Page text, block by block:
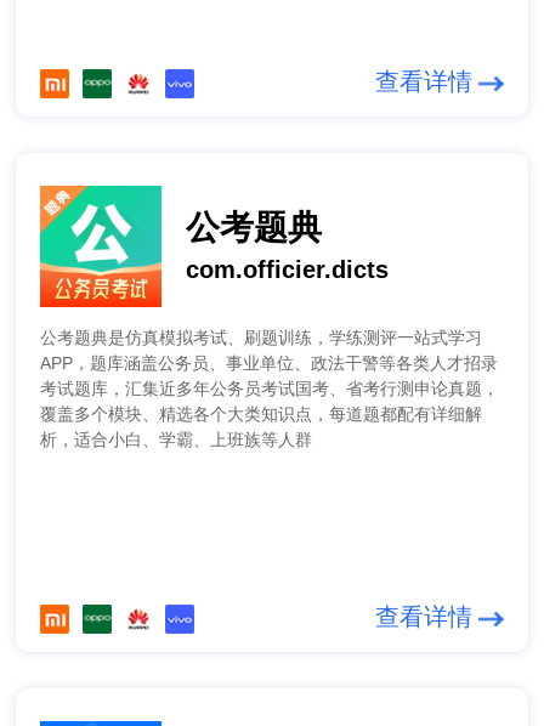
查看详情
公考题典
com.officier.dicts
公考题典是仿真模拟考试、刷题训练，学练测评一站式学习
APP，题库涵盖公务员、事业单位、政法干警等各类人才招录
考试题库，汇集近多年公务员考试国考、省考行测申论真题，
覆盖多个模块、精选各个大类知识点，每道题都配有详细解
析，适合小白、学霸、上班族等人群
查看详情